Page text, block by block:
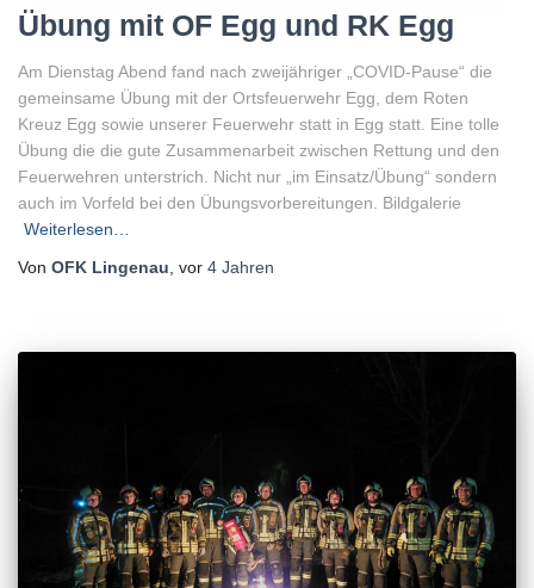
Übung mit OF Egg und RK Egg
Am Dienstag Abend fand nach zweijähriger „COVID-Pause“ die
gemeinsame Übung mit der Ortsfeuerwehr Egg, dem Roten
Kreuz Egg sowie unserer Feuerwehr statt in Egg statt. Eine tolle
Übung die die gute Zusammenarbeit zwischen Rettung und den
Feuerwehren unterstrich. Nicht nur „im Einsatz/Übung“ sondern
auch im Vorfeld bei den Übungsvorbereitungen. Bildgalerie
Weiterlesen…
Von OFK Lingenau , vor 4 Jahren